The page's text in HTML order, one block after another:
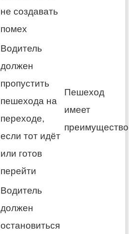
не создавать
помех
Водитель
должен
пропустить
пешехода на
переходе,
если тот идёт
или готов
перейти
Пешеход
имеет
преимущество
Водитель
должен
остановиться